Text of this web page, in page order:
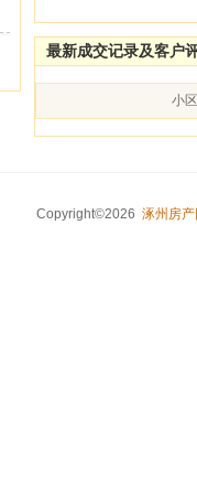
最新成交记录及客户
小区
Copyright©2026 涿州房